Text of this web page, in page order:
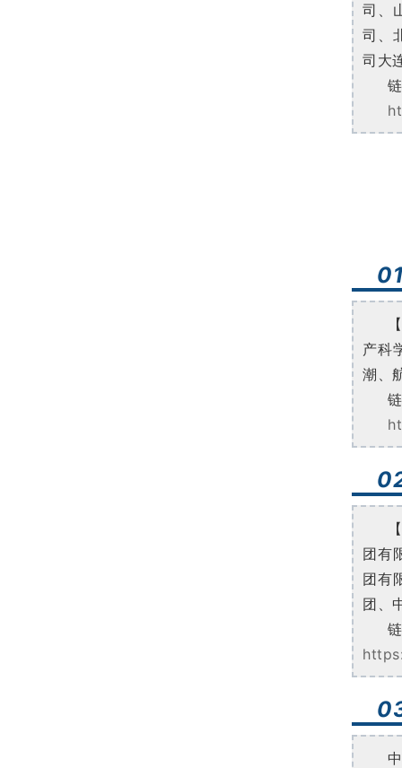
司、
司、
司大
产科
潮、
团有
团有
团、